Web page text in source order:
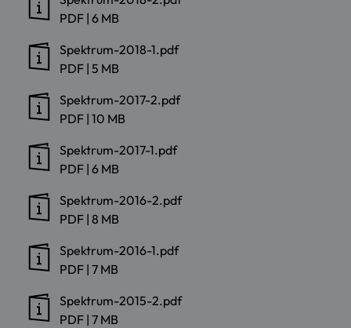
PDF | 6 MB
Spektrum-2018-1.pdf
PDF | 5 MB
Spektrum-2017-2.pdf
PDF | 10 MB
Spektrum-2017-1.pdf
PDF | 6 MB
Spektrum-2016-2.pdf
PDF | 8 MB
Spektrum-2016-1.pdf
PDF | 7 MB
Spektrum-2015-2.pdf
PDF | 7 MB